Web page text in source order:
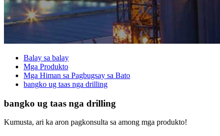
Balay sa balay
Mga Produkto
Mga Himan sa Pagbugsay sa Bato
bangko ug taas nga drilling
bangko ug taas nga drilling
Kumusta, ari ka aron pagkonsulta sa among mga produkto!